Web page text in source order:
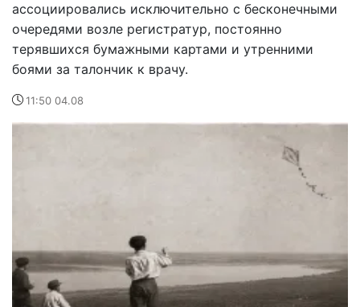
ассоциировались исключительно с бесконечными
очередями возле регистратур, постоянно
терявшихся бумажными картами и утренними
боями за талончик к врачу.
11:50 04.08